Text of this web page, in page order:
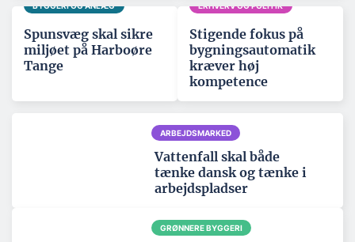
BYGGERI OG ANLÆG
Spunsvæg skal sikre
miljøet på Harboøre
Tange
ERHVERV OG POLITIK
Stigende fokus på
bygningsautomatik
kræver høj
kompetence
ARBEJDSMARKED
Vattenfall skal både
tænke dansk og tænke i
arbejdspladser
GRØNNERE BYGGERI